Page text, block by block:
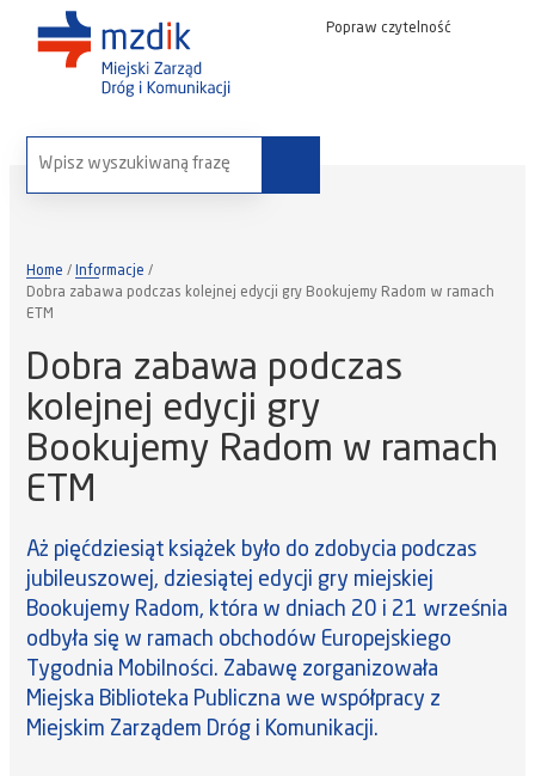
Popraw czytelność
wyszukaj na stronie:
Home
Informacje
Dobra zabawa podczas kolejnej edycji gry Bookujemy Radom w ramach
ETM
Dobra zabawa podczas
kolejnej edycji gry
Bookujemy Radom w ramach
ETM
Aż pięćdziesiąt książek było do zdobycia podczas
jubileuszowej, dziesiątej edycji gry miejskiej
Bookujemy Radom, która w dniach 20 i 21 września
odbyła się w ramach obchodów Europejskiego
Tygodnia Mobilności. Zabawę zorganizowała
Miejska Biblioteka Publiczna we współpracy z
Miejskim Zarządem Dróg i Komunikacji.